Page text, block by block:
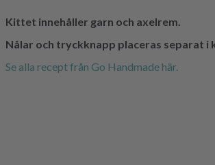
Kittet innehåller garn och axelrem.
Nålar och tryckknapp placeras separat i
Se alla recept från Go Handmade här.